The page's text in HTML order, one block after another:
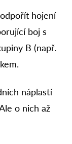
hojení
boj s
B (např.
náplastí
o nich až